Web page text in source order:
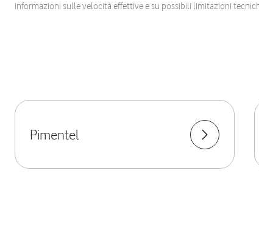
informazioni sulle velocità effettive e su possibili limitazioni
Pimentel